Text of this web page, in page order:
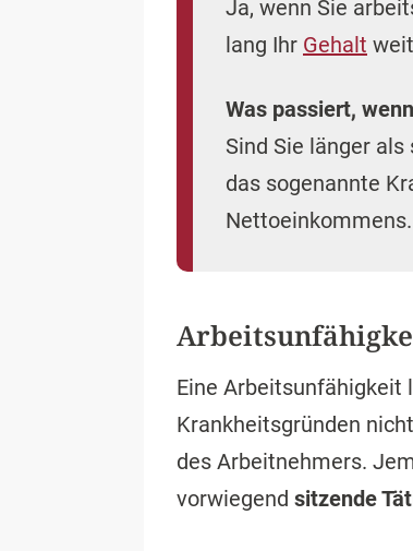
Ja, wenn Sie
lang Ihr Gehalt
Was passiert,
Sind Sie länger
das sogenannte
Nettoeinkommens.
Eine Arbeitsunfähigkeit
Krankheitsgründen
des Arbeitnehmers.
vorwiegend sitzende